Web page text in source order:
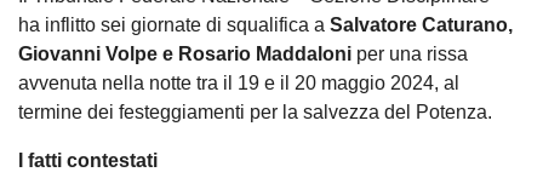
ha inflitto sei giornate di squalifica a Salvatore Caturano,
Giovanni Volpe e Rosario Maddaloni per una rissa
avvenuta nella notte tra il 19 e il 20 maggio 2024, al
termine dei festeggiamenti per la salvezza del Potenza.
I fatti contestati